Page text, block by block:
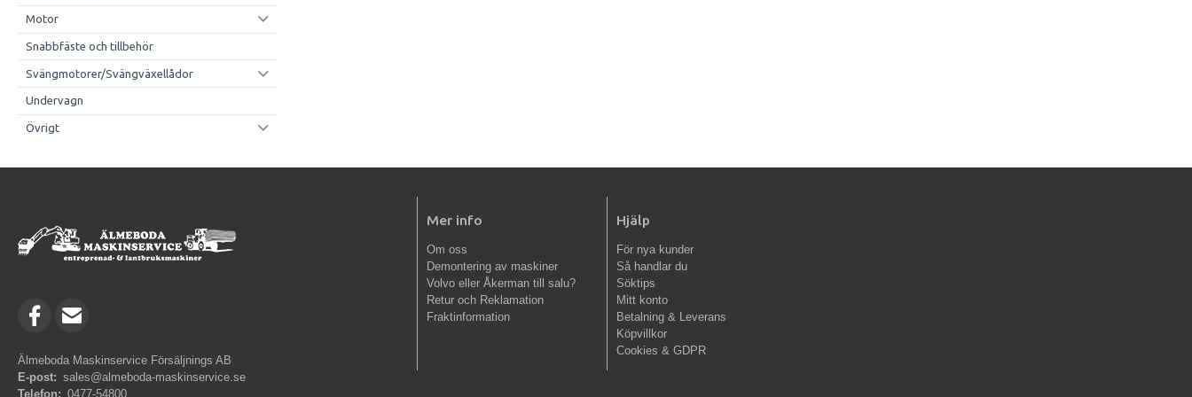
Motor
Snabbfäste och tillbehör
Svängmotorer/Svängväxellådor
Undervagn
Övrigt
Älmeboda Maskinservice Försäljnings AB
E-post: sales@almeboda-maskinservice.se
Telefon: 0477-54800
Mer info
Om oss
Demontering av maskiner
Volvo eller Åkerman till salu?
Retur och Reklamation
Fraktinformation
Hjälp
För nya kunder
Så handlar du
Söktips
Mitt konto
Betalning & Leverans
Köpvillkor
Cookies & GDPR